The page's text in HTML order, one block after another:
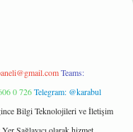
Teams:
0 726Telegram: @karabul
Bilgi Teknolojileri ve İletişim